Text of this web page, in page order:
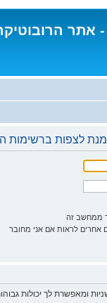
אתר
לצפות ברשימות
ממחשב זה
לראות אם אני מחובר
ומאפשרת לך יכולות